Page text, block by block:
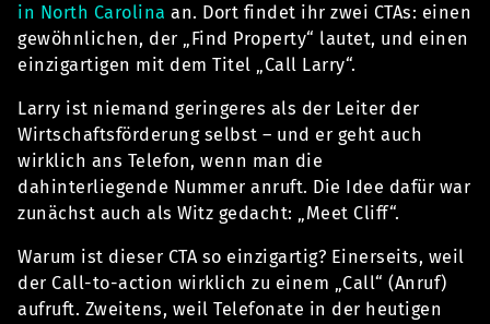
in North Carolina an. Dort findet ihr zwei CTAs: einen
gewöhnlichen, der „Find Property“ lautet, und einen
einzigartigen mit dem Titel „Call Larry“.
Larry ist niemand geringeres als der Leiter der
Wirtschaftsförderung selbst – und er geht auch
wirklich ans Telefon, wenn man die
dahinterliegende Nummer anruft. Die Idee dafür war
zunächst auch als Witz gedacht: „Meet Cliff“.
Warum ist dieser CTA so einzigartig? Einerseits, weil
der Call-to-action wirklich zu einem „Call“ (Anruf)
aufruft. Zweitens, weil Telefonate in der heutigen